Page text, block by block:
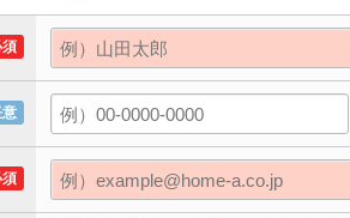
須
須